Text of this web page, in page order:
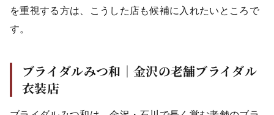
を重視する方は、こうした店も候補に入れたいところで
す。
ブライダルみつ和｜金沢の老舗ブライダル
衣装店